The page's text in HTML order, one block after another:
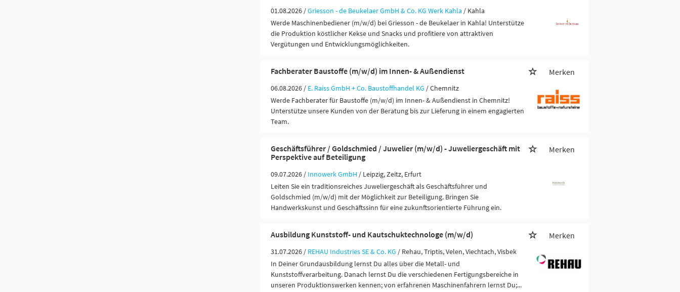
01.08.2026 /Griesson - de Beukelaer GmbH & Co. KG Werk Kahla / Kahla
Werde Maschinenbediener (m/w/d) bei Griesson - de Beukelaer in Kahla! Unterstütze
die Produktion köstlicher Kekse und Snacks und profitiere von attraktiven
Vergütungen und Entwicklungsmöglichkeiten.
Fachberater Baustoffe (m/w/d) im Innen- & Außendienst Merken
06.08.2026 / E. Raiss GmbH + Co. Baustoffhandel KG / Chemnitz
Werde Fachberater für Baustoffe (m/w/d) im Innen- & Außendienst in Chemnitz!
Unterstütze unsere Kunden von der Beratung bis zur Lieferung in einem engagierten
Team.
Geschäftsführer / Goldschmied / Juwelier (m/w/d) - Juweliergeschäft mit
Perspektive auf Beteiligung
Merken
09.07.2026 / Innowerk GmbH / Leipzig, Zeitz, Erfurt
Leiten Sie ein traditionsreiches Juweliergeschäft als Geschäftsführer und
Goldschmied (m/w/d) mit der Möglichkeit zur Beteiligung. Bringen Sie
Handwerkskunst und Geschäftssinn für eine zukunftsorientierte Führung ein.
Ausbildung Kunststoff- und Kautschuktechnologe (m/w/d) Merken
31.07.2026 / REHAU Industries SE & Co. KG / Rehau, Triptis, Velen, Viechtach, Visbek
In Deiner Grundausbildung lernst Du alles über die Metall- und
Kunststoffverarbeitung. Danach lernst Du die verschiedenen Fertigungsbereiche in
unseren Produktionswerken kennen; von erfahrenen Maschinenfahrern lernst Du;...